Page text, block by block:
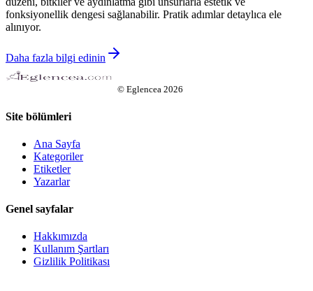
fonksiyonellik dengesi sağlanabilir. Pratik adımlar detaylıca ele
alınıyor.
Daha fazla bilgi edinin
© Eglencea 2026
Site bölümleri
Ana Sayfa
Kategoriler
Etiketler
Yazarlar
Genel sayfalar
Hakkımızda
Kullanım Şartları
Gizlilik Politikası